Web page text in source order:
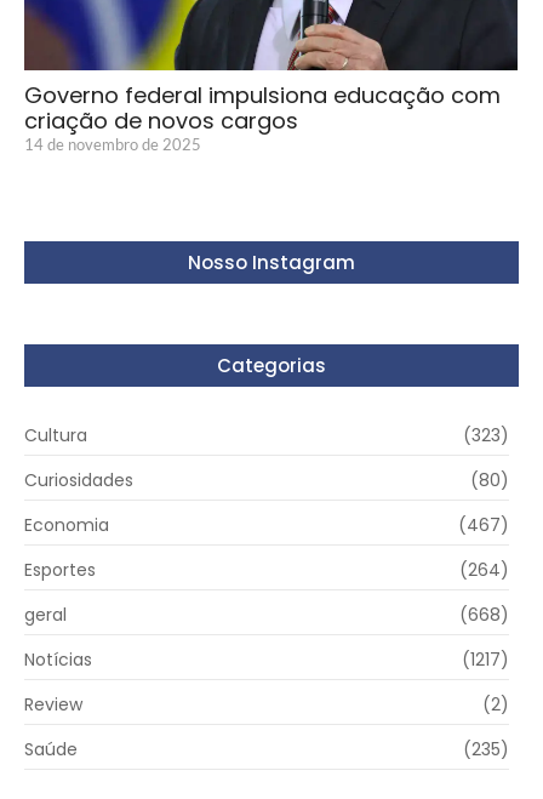
Governo federal impulsiona educação com
criação de novos cargos
14 de novembro de 2025
Nosso Instagram
Categorias
Cultura
(323)
Curiosidades
(80)
Economia
(467)
Esportes
(264)
geral
(668)
Notícias
(1217)
Review
(2)
Saúde
(235)